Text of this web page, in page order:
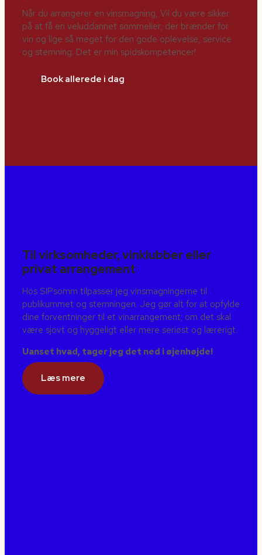
Når du arrangerer en vinsmagning, Vil du være sikker
på at få en veluddannet sommelier, der brænder for
vin og lige så meget for den gode oplevelse, service
og stemning. Det er min spidskompetencer!
Book allerede i dag
Til virksomheder, vinklubber eller
privat arrangement
Hos SIPsomm tilpasser jeg vinsmagningerne til
publikummet og stemningen. Jeg gør alt for at opfylde
dine forventninger til et vinarrangement; om det skal
være sjovt og hyggeligt eller mere seriøst og lærerigt.
Uanset hvad, tager jeg det ned i øjenhøjde!
Læs mere